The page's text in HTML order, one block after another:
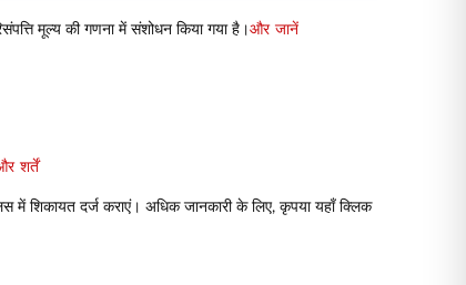
मूल्य की गणना में संशोधन किया गया है।और जानें
शर्तें
में शिकायत दर्ज कराएं। अधिक जानकारी के लिए, कृपया यहाँ क्लिक